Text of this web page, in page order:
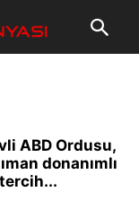
ABD Ordusu,
donanımlı